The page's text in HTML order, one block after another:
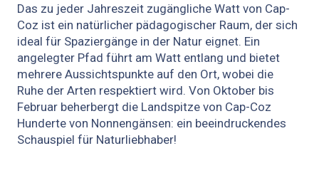
Das zu jeder Jahreszeit zugängliche Watt von Cap-
Coz ist ein natürlicher pädagogischer Raum, der sich
ideal für Spaziergänge in der Natur eignet. Ein
angelegter Pfad führt am Watt entlang und bietet
mehrere Aussichtspunkte auf den Ort, wobei die
Ruhe der Arten respektiert wird. Von Oktober bis
Februar beherbergt die Landspitze von Cap-Coz
Hunderte von Nonnengänsen: ein beeindruckendes
Schauspiel für Naturliebhaber!